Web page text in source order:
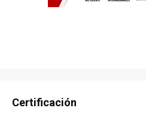
Certificación